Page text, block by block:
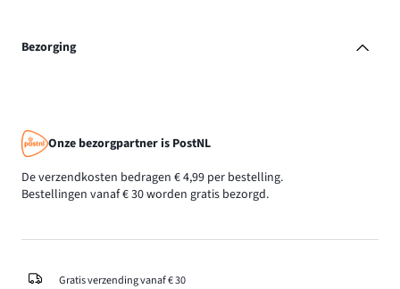
Bezorging
Onze bezorgpartner is PostNL
De verzendkosten bedragen € 4,99 per bestelling.
Bestellingen vanaf € 30 worden gratis bezorgd.
Gratis verzending vanaf € 30